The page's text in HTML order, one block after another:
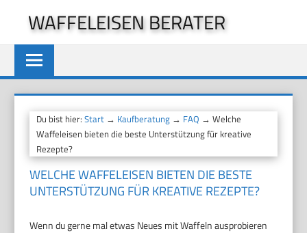
springen
WAFFELEISEN BERATER
Du bist hier:Start → Kaufberatung → FAQ → Welche
Waffeleisen bieten die beste Unterstützung für kreative
Rezepte?
WELCHE WAFFELEISEN BIETEN DIE BESTE
UNTERSTÜTZUNG FÜR KREATIVE REZEPTE?
Wenn du gerne mal etwas Neues mit Waffeln ausprobieren